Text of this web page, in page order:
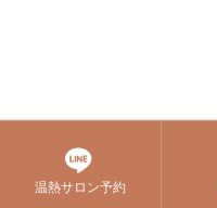
温熱サロン予約